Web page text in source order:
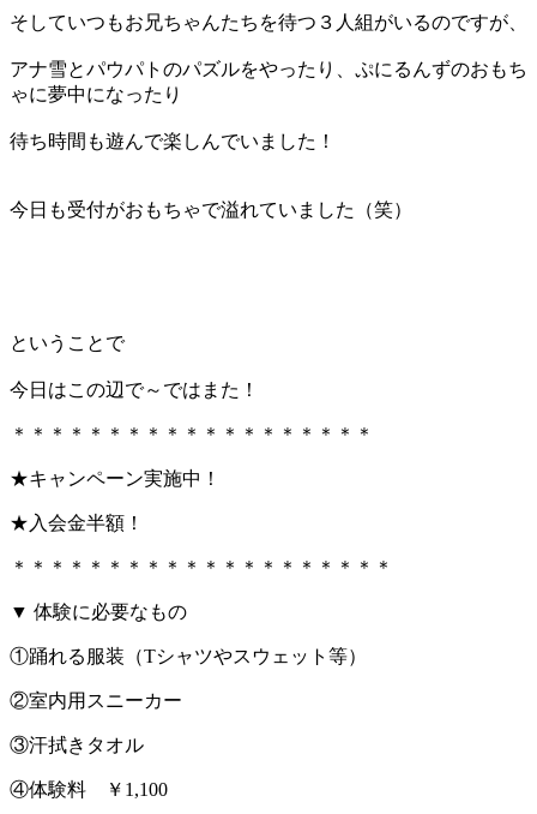
そしていつもお兄ちゃんたちを待つ３人組がいるのですが、
アナ雪とパウパトのパズルをやったり、ぷにるんずのおもち
ゃに夢中になったり
待ち時間も遊んで楽しんでいました！
今日も受付がおもちゃで溢れていました（笑）
ということで
今日はこの辺で～ではまた！
＊＊＊＊＊＊＊＊＊＊＊＊＊＊＊＊＊＊＊
★キャンペーン実施中！
★入会金半額！
＊＊＊＊＊＊＊＊＊＊＊＊＊＊＊＊＊＊＊＊
▼ 体験に必要なもの
①踊れる服装（Tシャツやスウェット等）
②室内用スニーカー
③汗拭きタオル
④体験料 ￥1,100